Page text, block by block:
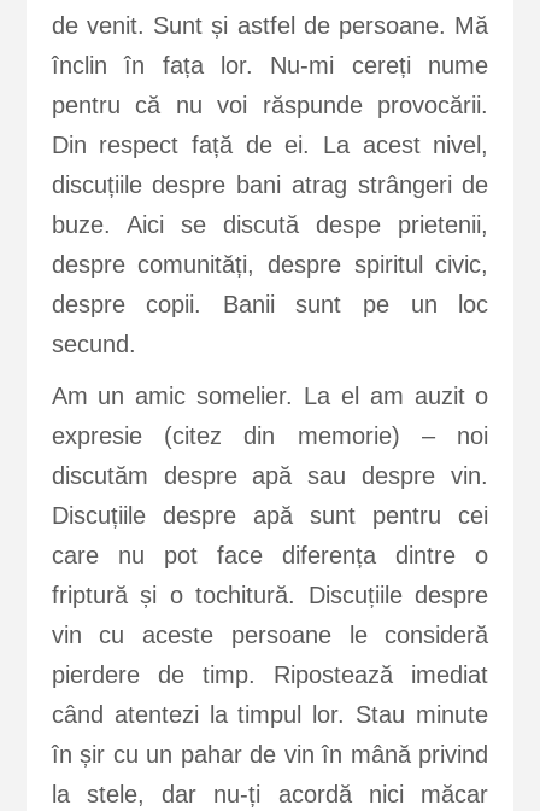
de venit. Sunt și astfel de persoane. Mă
înclin în fața lor. Nu-mi cereți nume
pentru că nu voi răspunde provocării.
Din respect față de ei. La acest nivel,
discuțiile despre bani atrag strângeri de
buze. Aici se discută despe prietenii,
despre comunități, despre spiritul civic,
despre copii. Banii sunt pe un loc
secund.
Am un amic somelier. La el am auzit o
expresie (citez din memorie) – noi
discutăm despre apă sau despre vin.
Discuțiile despre apă sunt pentru cei
care nu pot face diferența dintre o
friptură și o tochitură. Discuțiile despre
vin cu aceste persoane le consideră
pierdere de timp. Ripostează imediat
când atentezi la timpul lor. Stau minute
în șir cu un pahar de vin în mână privind
la stele, dar nu-ți acordă nici măcar